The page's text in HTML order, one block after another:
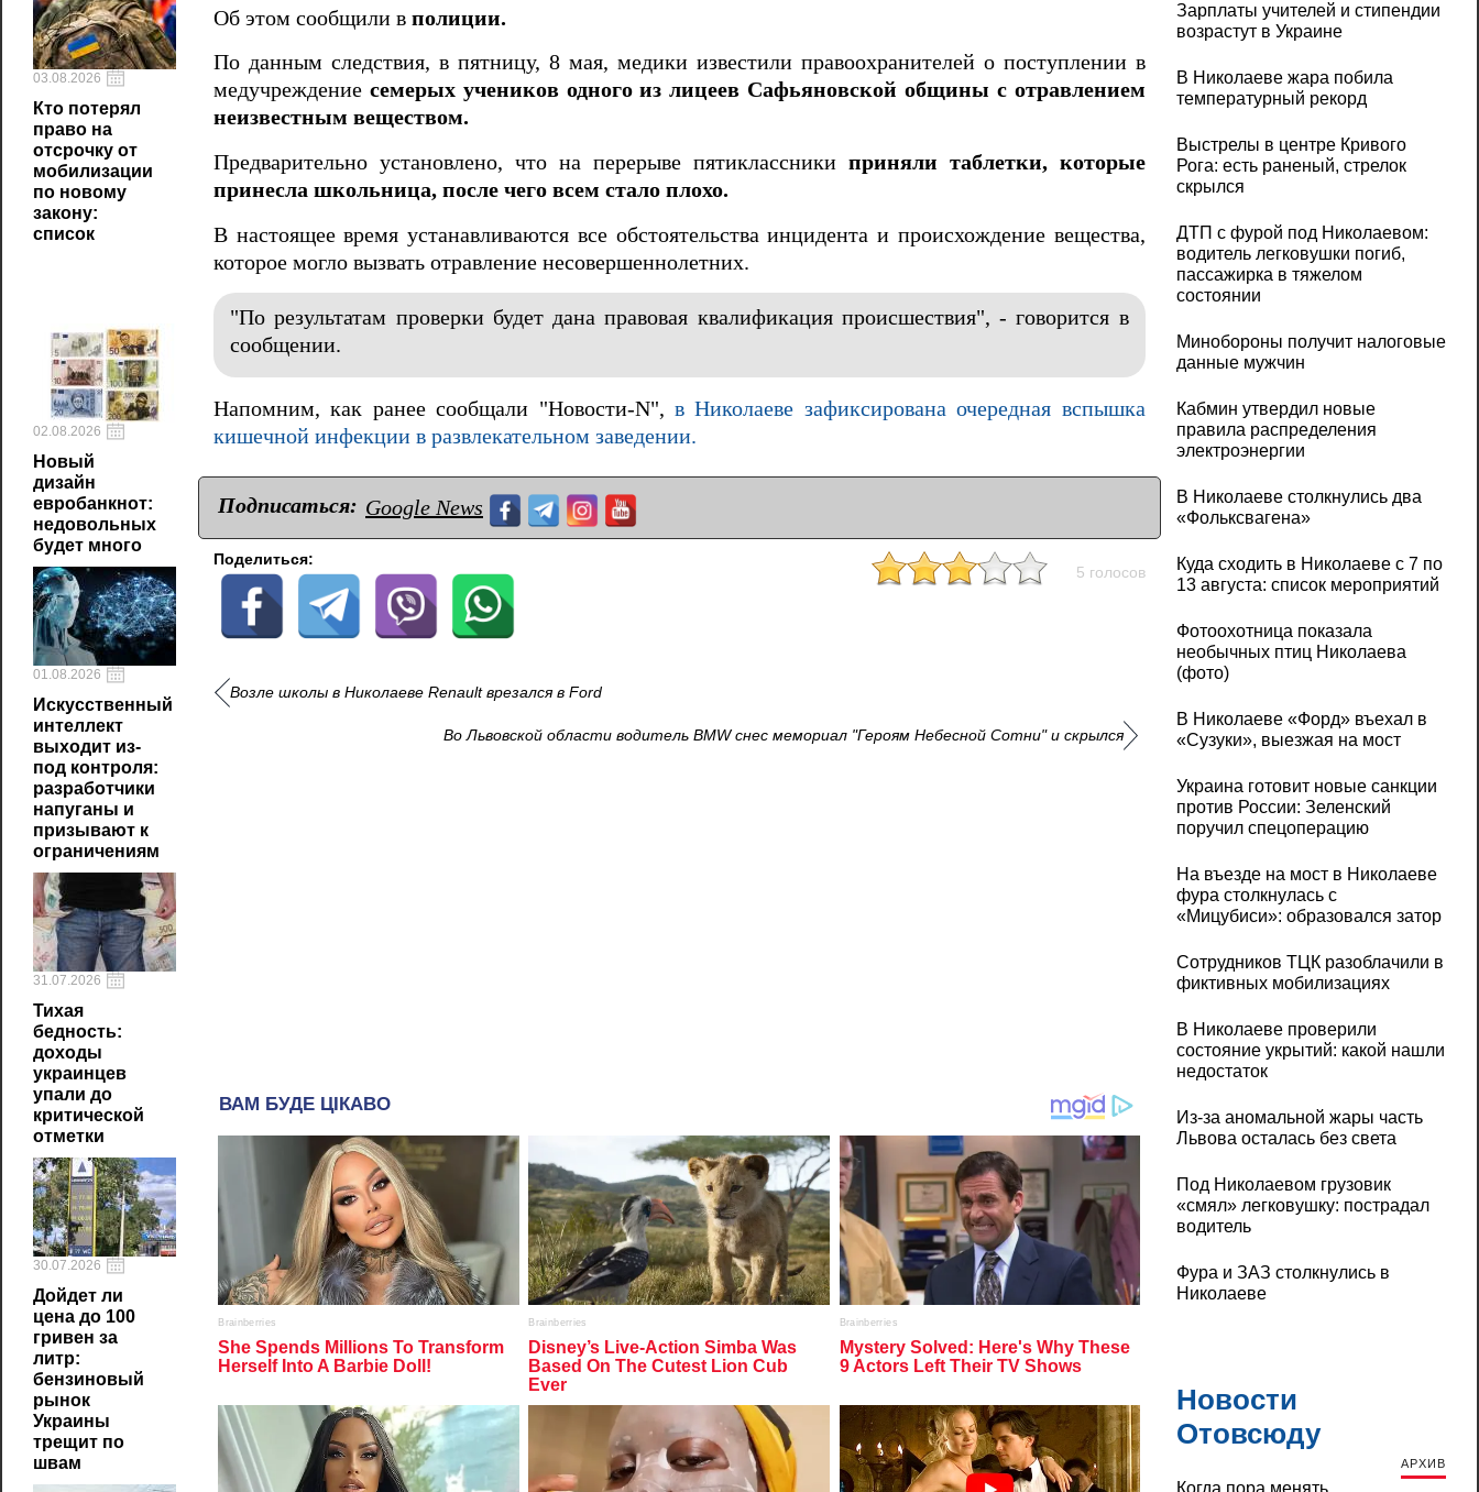
03.08.2026
Кто потерял
право на
отсрочку от
мобилизации
по новому
закону:
список
02.08.2026
Новый
дизайн
евробанкнот:
недовольных
будет много
01.08.2026
Искусственный
интеллект
выходит из-
под контроля:
разработчики
напуганы и
призывают к
ограничениям
31.07.2026
Тихая
бедность:
доходы
украинцев
упали до
критической
отметки
30.07.2026
Дойдет ли
цена до 100
гривен за
литр:
бензиновый
рынок
Украины
трещит по
швам
Об этом сообщили в полиции.
По данным следствия, в пятницу, 8 мая, медики известили правоохранителей о поступлении в
медучреждение семерых учеников одного из лицеев Сафьяновской общины с отравлением
неизвестным веществом.
Предварительно установлено, что на перерыве пятиклассники приняли таблетки, которые
принесла школьница, после чего всем стало плохо.
В настоящее время устанавливаются все обстоятельства инцидента и происхождение вещества,
которое могло вызвать отравление несовершеннолетних.
"По результатам проверки будет дана правовая квалификация происшествия", - говорится в
сообщении.
Напомним, как ранее сообщали "Новости-N",в Николаеве зафиксирована очередная вспышка
кишечной инфекции в развлекательном заведении.
Подписаться: Google News
Поделиться:
5 голосов
Возле школы в Николаеве Renault врезался в Ford
Во Львовской области водитель BMW снес мемориал "Героям Небесной Сотни" и скрылся
Зарплаты учителей и стипендии
возрастут в Украине
В Николаеве жара побила
температурный рекорд
Выстрелы в центре Кривого
Рога: есть раненый, стрелок
скрылся
ДТП с фурой под Николаевом:
водитель легковушки погиб,
пассажирка в тяжелом
состоянии
Минобороны получит налоговые
данные мужчин
Кабмин утвердил новые
правила распределения
электроэнергии
В Николаеве столкнулись два
«Фольксвагена»
Куда сходить в Николаеве с 7 по
13 августа: список мероприятий
Фотоохотница показала
необычных птиц Николаева
(фото)
В Николаеве «Форд» въехал в
«Сузуки», выезжая на мост
Украина готовит новые санкции
против России: Зеленский
поручил спецоперацию
На въезде на мост в Николаеве
фура столкнулась с
«Мицубиси»: образовался затор
Сотрудников ТЦК разоблачили в
фиктивных мобилизациях
В Николаеве проверили
состояние укрытий: какой нашли
недостаток
Из-за аномальной жары часть
Львова осталась без света
Под Николаевом грузовик
«смял» легковушку: пострадал
водитель
Фура и ЗАЗ столкнулись в
Николаеве
Новости
Отовсюду
АРХИВ